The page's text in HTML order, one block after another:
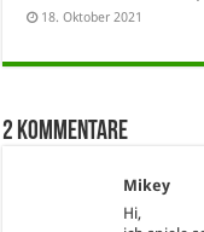
18. Oktober 2021
2 Kommentare
Mikey
Hi,